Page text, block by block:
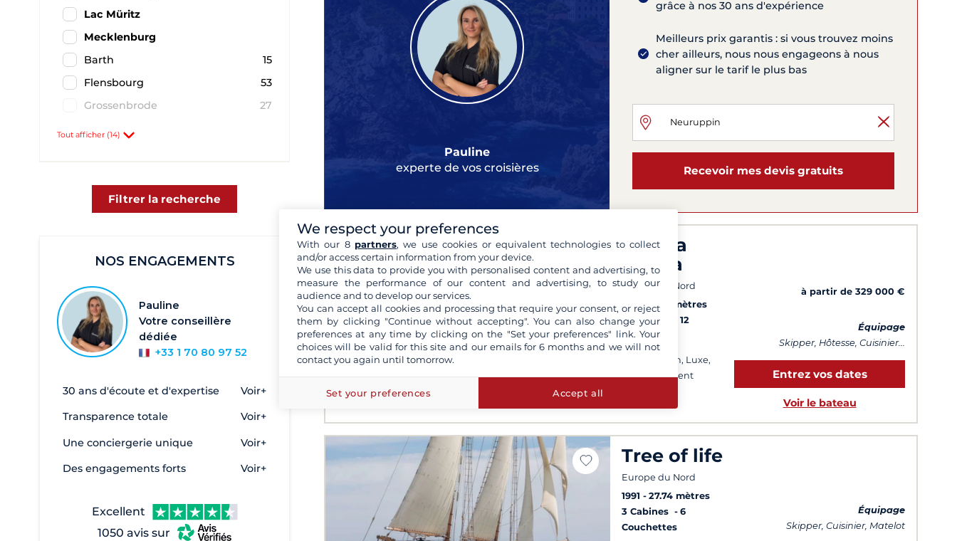
Lac Müritz
Mecklenburg
Barth
15
Flensbourg
53
Grossenbrode
27
Röbel - Müritz
Rügen
Warnemünde
Werder
Tout afficher (14)
Filtrer la recherche
NOS ENGAGEMENTS
Pauline
Votre conseillère
dédiée
+33 1 70 80 97 52
30 ans d'écoute et d'expertise Voir+
Transparence totale Voir+
Une conciergerie unique Voir+
Des engagements forts Voir+
Excellent
1050 avis sur
Pauline
experte de vos croisières
grâce à nos 30 ans d'expérience
Meilleurs prix garantis : si vous trouvez moins
cher ailleurs, nous nous engageons à nous
aligner sur le tarif le plus bas
Recevoir mes devis gratuits
Magna
Grecia
Europe du Nord
63.8 mètres
7 Cabines
12
Couchettes
Climatisation, Luxe,
Aménagement
à partir de 329 000 €
Équipage
Skipper, Hôtesse, Cuisinier...
Entrez vos dates
Voir le bateau
Tree of life
Europe du Nord
1991
27.74 mètres
3 Cabines
6
Couchettes
Équipage
Skipper, Cuisinier, Matelot
We respect your preferences
With our 8 partners, we use cookies or equivalent technologies to collect
and/or access certain information from your device.
We use this data to provide you with personalised content and advertising, to
measure the performance of our content and advertising, to study our
audience and to develop our services.
You can accept all cookies and processing that require your consent, or reject
them by clicking "Continue without accepting". You can also change your
preferences at any time by clicking on the "Set your preferences" link. Your
choices will be valid for this site and our emails for 6 months and we will not
contact you again until tomorrow.
Set your preferences Accept all